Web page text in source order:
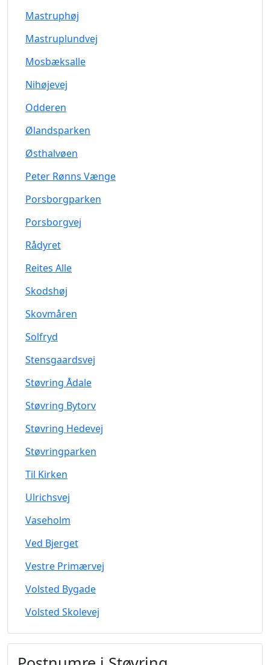
Mastruphøj
Mastruplundvej
Mosbæksalle
Nihøjevej
Odderen
Ølandsparken
Østhalvøen
Peter Rønns Vænge
Porsborgparken
Porsborgvej
Rådyret
Reites Alle
Skodshøj
Skovmåren
Solfryd
Stensgaardsvej
Støvring Ådale
Støvring Bytorv
Støvring Hedevej
Støvringparken
Til Kirken
Ulrichsvej
Vaseholm
Ved Bjerget
Vestre Primærvej
Volsted Bygade
Volsted Skolevej